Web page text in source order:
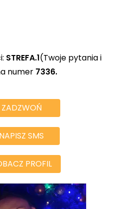
STREFA.1(Twoje pytania i
numer 7336.
ZADZWOŃ
NAPISZ SMS
PROFIL